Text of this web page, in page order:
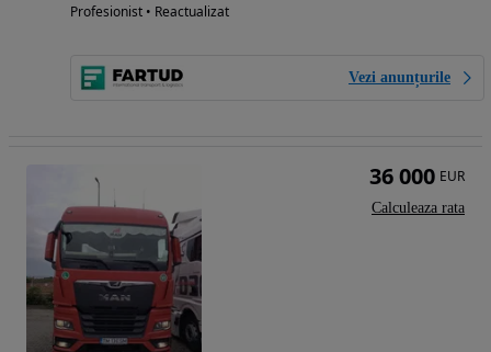
Profesionist • Reactualizat
Vezi anunțurile
36 000 EUR
Calculeaza rata